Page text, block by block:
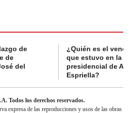
de
de
del
¿Quién es el
que estuvo en la
presidencial de
Espriella?
Todos los derechos reservados.
expresa de las reproducciones y usos de las obras